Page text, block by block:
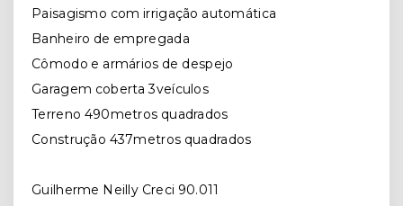
Paisagismo com irrigação automática
Banheiro de empregada
Cômodo e armários de despejo
Garagem coberta 3veículos
Terreno 490metros quadrados
Construção 437metros quadrados
Guilherme Neilly Creci 90.011